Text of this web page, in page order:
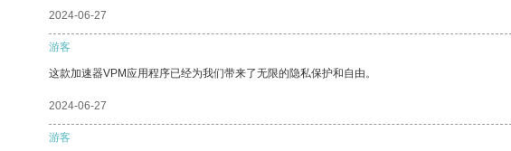
2024-06-27
游客
这款加速器VPM应用程序已经为我们带来了无限的隐私保护和自由。
2024-06-27
游客